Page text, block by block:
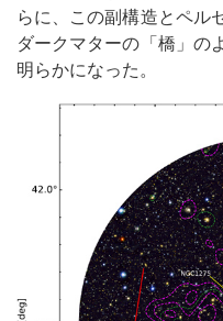
らに、この副構造とペル
ダークマターの「橋」の
明らかになった。